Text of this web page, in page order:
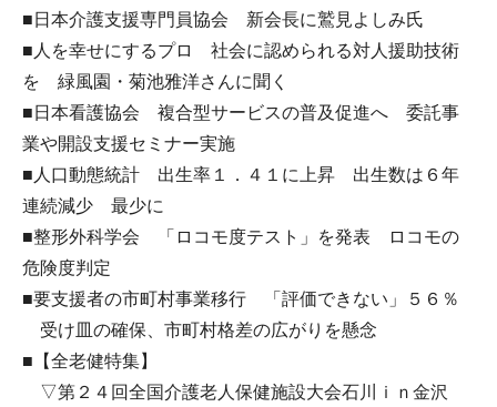
■日本介護支援専門員協会 新会長に鷲見よしみ氏
■人を幸せにするプロ 社会に認められる対人援助技術
を 緑風園・菊池雅洋さんに聞く
■日本看護協会 複合型サービスの普及促進へ 委託事
業や開設支援セミナー実施
■人口動態統計 出生率１．４１に上昇 出生数は６年
連続減少 最少に
■整形外科学会 「ロコモ度テスト」を発表 ロコモの
危険度判定
■要支援者の市町村事業移行 「評価できない」５６％
受け皿の確保、市町村格差の広がりを懸念
■【全老健特集】
▽第２４回全国介護老人保健施設大会石川ｉｎ金沢